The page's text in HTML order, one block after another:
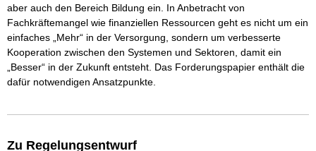
aber auch den Bereich Bildung ein. In Anbetracht von
Fachkräftemangel wie finanziellen Ressourcen geht es nicht um ein
einfaches „Mehr“ in der Versorgung, sondern um verbesserte
Kooperation zwischen den Systemen und Sektoren, damit ein
„Besser“ in der Zukunft entsteht. Das Forderungspapier enthält die
dafür notwendigen Ansatzpunkte.
Zu Regelungsentwurf